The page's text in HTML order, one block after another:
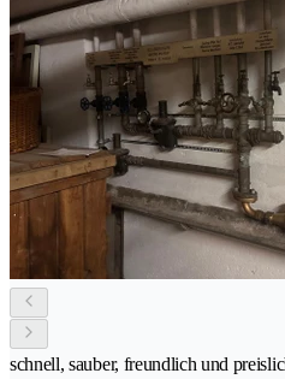
schnell, sauber, freundlich und